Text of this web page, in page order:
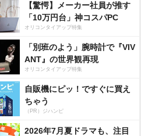
【驚愕】メーカー社員が推す
「10万円台」神コスパPC
オリコンタイアップ特集
「別班のよう」腕時計で『VIV
ANT』の世界観再現
オリコンタイアップ特集
自販機にピッ！ですぐに買え
ちゃう
（PR）ジハンピ
2026年7月夏ドラマも、注目